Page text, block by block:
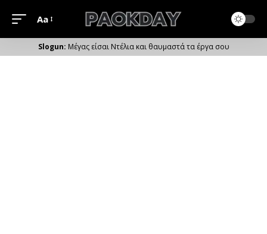
Μέγεθος
Γραμματοσειράς
Aa
Μέγας είσαι Ντέλια και θαυμαστά τα έργα σου